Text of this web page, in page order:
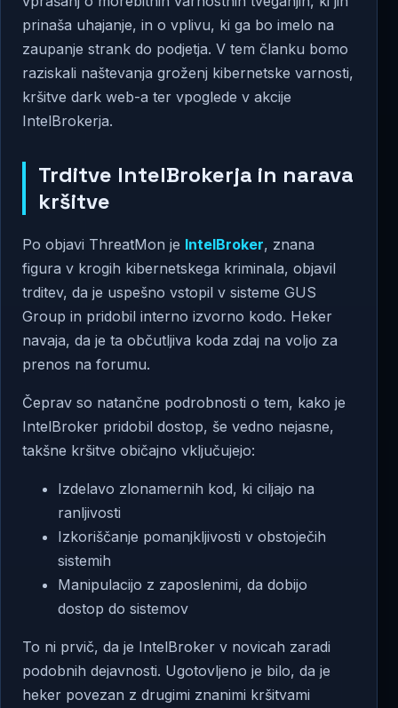
prinaša uhajanje, in o vplivu, ki ga bo imelo na
zaupanje strank do podjetja. V tem članku bomo
raziskali naštevanja groženj kibernetske varnosti,
kršitve dark web-a ter vpoglede v akcije
IntelBrokerja.
Trditve IntelBrokerja in narava
kršitve
Po objavi ThreatMon je IntelBroker, znana
figura v krogih kibernetskega kriminala, objavil
trditev, da je uspešno vstopil v sisteme GUS
Group in pridobil interno izvorno kodo. Heker
navaja, da je ta občutljiva koda zdaj na voljo za
prenos na forumu.
Čeprav so natančne podrobnosti o tem, kako je
IntelBroker pridobil dostop, še vedno nejasne,
takšne kršitve običajno vključujejo:
Izdelavo zlonamernih kod, ki ciljajo na
ranljivosti
Izkoriščanje pomanjkljivosti v obstoječih
sistemih
Manipulacijo z zaposlenimi, da dobijo
dostop do sistemov
To ni prvič, da je IntelBroker v novicah zaradi
podobnih dejavnosti. Ugotovljeno je bilo, da je
heker povezan z drugimi znanimi kršitvami